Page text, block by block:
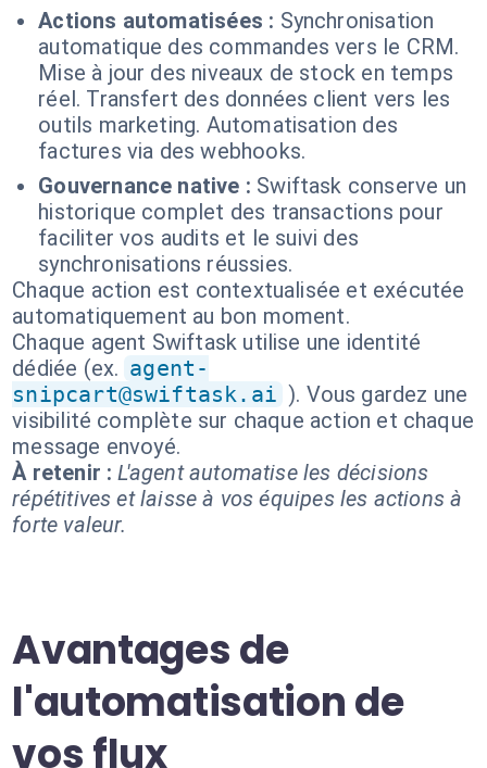
Actions automatisées : Synchronisation
automatique des commandes vers le CRM.
Mise à jour des niveaux de stock en temps
réel. Transfert des données client vers les
outils marketing. Automatisation des
factures via des webhooks.
Gouvernance native : Swiftask conserve un
historique complet des transactions pour
faciliter vos audits et le suivi des
synchronisations réussies.
Chaque action est contextualisée et exécutée
automatiquement au bon moment.
Chaque agent Swiftask utilise une identité
dédiée (ex. agent-
snipcart@swiftask.ai ). Vous gardez une
visibilité complète sur chaque action et chaque
message envoyé.
À retenir : L'agent automatise les décisions
répétitives et laisse à vos équipes les actions à
forte valeur.
Avantages de
l'automatisation de
vos flux